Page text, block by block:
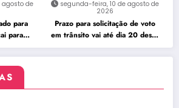
de
para
para
segunda-feira, 10 de agosto de
2026
Prazo para solicitação de voto
em trânsito vai até dia 20 deste
mês